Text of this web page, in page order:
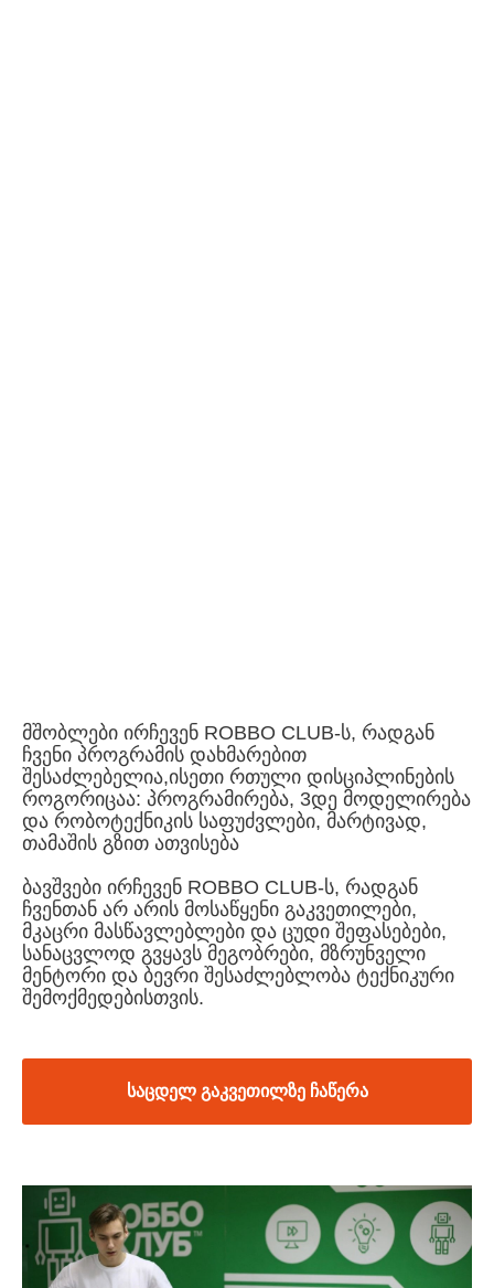
მშობლები ირჩევენ ROBBO CLUB-ს, რადგან
ჩვენი პროგრამის დახმარებით
შესაძლებელია,ისეთი რთული დისციპლინების
როგორიცაა: პროგრამირება, 3დე მოდელირება
და რობოტექნიკის საფუძვლები, მარტივად,
თამაშის გზით ათვისება
ბავშვები ირჩევენ ROBBO CLUB-ს, რადგან
ჩვენთან არ არის მოსაწყენი გაკვეთილები,
მკაცრი მასწავლებლები და ცუდი შეფასებები,
სანაცვლოდ გვყავს მეგობრები, მზრუნველი
მენტორი და ბევრი შესაძლებლობა ტექნიკური
შემოქმედებისთვის.
საცდელ გაკვეთილზე ჩაწერა